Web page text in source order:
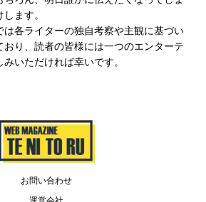
ます。
は各ライターの独自考察や主観に基づい
おり、読者の皆様には一つのエンターテ
いただければ幸いです。
お問い合わせ